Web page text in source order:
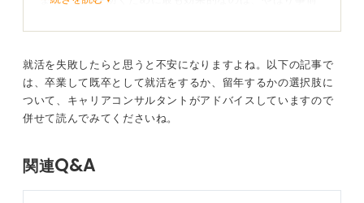
ャリアセンターを活用したり、面接の練習を重ねたりす
ることで、自信を持って選考に臨むことができ、成功の
確率をぐっと高めることができます。
もし、なかなか内定が出ない時期が続いたとしても、決
就活を失敗したらと思うと不安になりますよね。以下の記事で
は、卒業して既卒として就活をするか、留年するかの選択肢に
ついて、キャリアコンサルタントがアドバイスしていますので
併せて読んでみてくださいね。
関連Q&A